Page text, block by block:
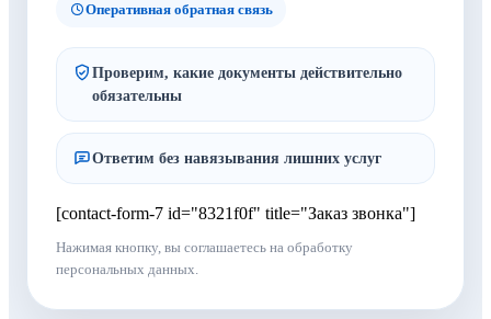
Оперативная обратная связь
Проверим, какие документы действительно
обязательны
Ответим без навязывания лишних услуг
[contact-form-7 id="8321f0f" title="Заказ звонка"]
Нажимая кнопку, вы соглашаетесь на обработку
персональных данных.